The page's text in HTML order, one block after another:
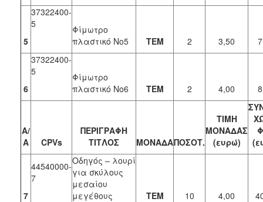
5
37322400-
5
Φίμωτρο
πλαστικό Νο5
ΤΕΜ 2 3,50
6
37322400-
5
Φίμωτρο
πλαστικό Νο6
ΤΕΜ 2 4,00
Α/
Α
CPVs
ΠΕΡΙΓΡΑΦΗ
ΤΙΤΛΟΣ
ΜΟΝΑΔΑΠΟΣΟΤ.
ΤΙΜΗ
ΜΟΝΑΔΑΣ
(ευρώ)
7
44540000-
7
Οδηγός – λουρί
για σκύλους
μεσαίου
μεγέθους
ΤΕΜ 10 4,00